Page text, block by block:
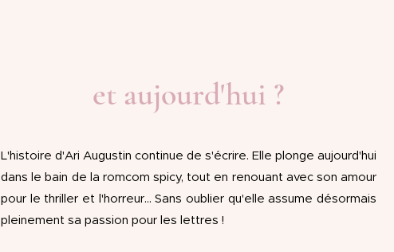
et aujourd'hui ?
L'histoire d'Ari Augustin continue de s'écrire. Elle plonge aujourd'hui
dans le bain de la romcom spicy, tout en renouant avec son amour
pour le thriller et l'horreur... Sans oublier qu'elle assume désormais
pleinement sa passion pour les lettres !